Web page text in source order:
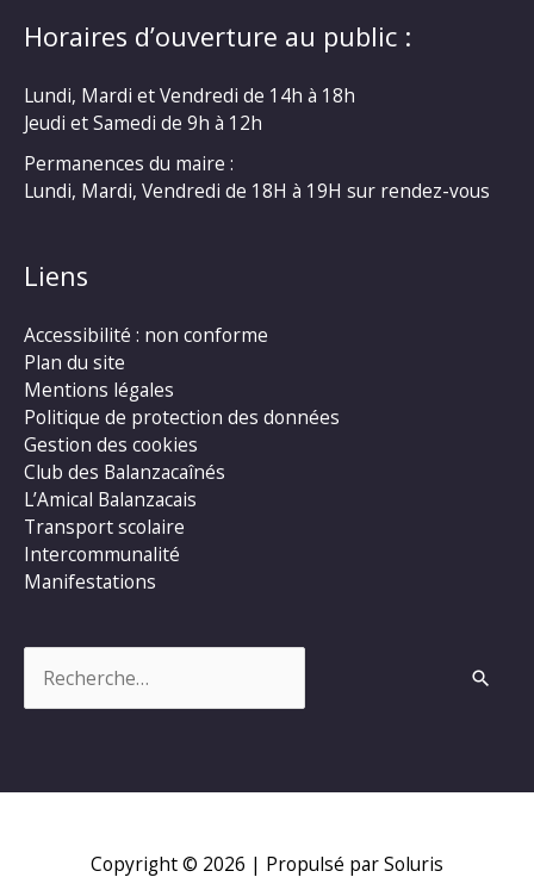
Horaires d’ouverture au public :
Lundi, Mardi et Vendredi de 14h à 18h
Jeudi et Samedi de 9h à 12h
Permanences du maire :
Lundi, Mardi, Vendredi de 18H à 19H sur rendez-vous
Liens
Accessibilité : non conforme
Plan du site
Mentions légales
Politique de protection des données
Gestion des cookies
Club des Balanzacaînés
L’Amical Balanzacais
Transport scolaire
Intercommunalité
Manifestations
Copyright © 2026 | Propulsé par Soluris